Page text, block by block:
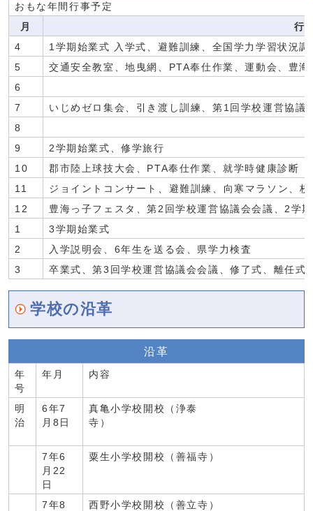
おもな年間行事予定
月
行
4
1学期始業式 入学式、避難訓練、全国学力学習状況
5
交通安全教室、地曳網、PTA奉仕作業、運動会、豊海
6
7
いじめゼロ集会、引き渡し訓練、第1回学校運営協議
8
9
2学期始業式、修学旅行
10
郡市陸上球技大会、PTA奉仕作業、就学時健康診断
11
ジョイントコンサート、避難訓練、向寒マラソン、
12
豊海っ子フェスタ、第2回学校運営協議会会議、2学
1
3学期始業式
2
入学説明会、6年生を送る会、県学力検査
3
卒業式、第3回学校運営協議会会議、修了式、離任式
学校の沿革
沿革
年
号
年月 内容
明
治
6年7
月8日
真亀小学校開校（浄泰
寺）
7年6
月22
日
粟生小学校開校（善福寺）
7年8
西野小学校開校（善立寺）